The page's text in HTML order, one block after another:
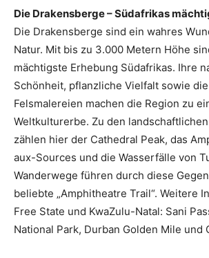
Die Drakensberge – Südafrikas
Die Drakensberge sind ein wahres
Natur. Mit bis zu 3.000 Metern Höhe
mächtigste Erhebung Südafrikas. Ihre
Schönheit, pflanzliche Vielfalt sowie
Felsmalereien machen die Region zu
Weltkulturerbe. Zu den
zählen hier der Cathedral Peak, das
aux-Sources und die Wasserfälle von
Wanderwege führen durch diese
beliebte „Amphitheatre Trail“. Weitere
Free State und KwaZulu-Natal: Sani
National Park, Durban Golden Mile und